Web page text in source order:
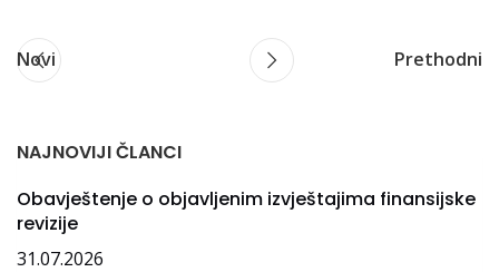
Novi Prethodni
NAJNOVIJI ČLANCI
Obavještenje o objavljenim izvještajima finansijske
revizije
31.07.2026